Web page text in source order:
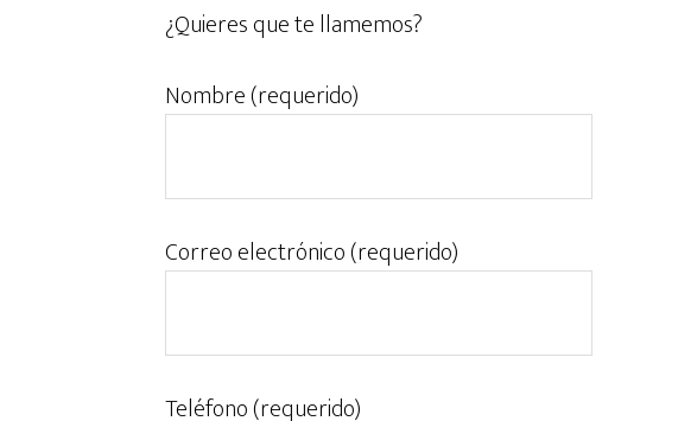
¿Quieres que te llamemos?
Nombre (requerido)
Correo electrónico (requerido)
Teléfono (requerido)